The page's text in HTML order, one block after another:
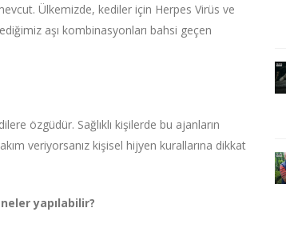
Ülkemizde, kediler için Herpes Virüs ve
aşı kombinasyonları bahsi geçen
özgüdür. Sağlıklı kişilerde bu ajanların
veriyorsanız kişisel hijyen kurallarına dikkat
yapılabilir?